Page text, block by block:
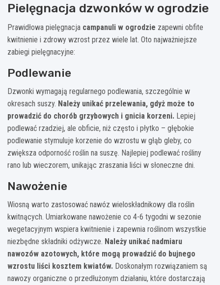
Pielęgnacja dzwonków w ogrodzie
Prawidłowa pielęgnacja campanuli w ogrodzie zapewni obfite
kwitnienie i zdrowy wzrost przez wiele lat. Oto najważniejsze
zabiegi pielęgnacyjne:
Podlewanie
Dzwonki wymagają regularnego podlewania, szczególnie w
okresach suszy. Należy unikać przelewania, gdyż może to
prowadzić do chorób grzybowych i gnicia korzeni. Lepiej
podlewać rzadziej, ale obficie, niż często i płytko – głębokie
podlewanie stymuluje korzenie do wzrostu w głąb gleby, co
zwiększa odporność roślin na suszę. Najlepiej podlewać rośliny
rano lub wieczorem, unikając zraszania liści w słoneczne dni.
Nawożenie
Wiosną warto zastosować nawóz wieloskładnikowy dla roślin
kwitnących. Umiarkowane nawożenie co 4-6 tygodni w sezonie
wegetacyjnym wspiera kwitnienie i zapewnia roślinom wszystkie
niezbędne składniki odżywcze. Należy unikać nadmiaru
nawozów azotowych, które mogą prowadzić do bujnego
wzrostu liści kosztem kwiatów. Doskonałym rozwiązaniem są
nawozy organiczne o przedłużonym działaniu, które dostarczają